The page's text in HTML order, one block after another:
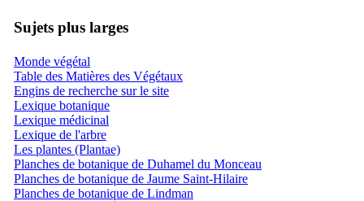
Sujets plus larges
Monde végétal
Table des Matières des Végétaux
Engins de recherche sur le site
Lexique botanique
Lexique médicinal
Lexique de l'arbre
Les plantes (Plantae)
Planches de botanique de Duhamel du Monceau
Planches de botanique de Jaume Saint-Hilaire
Planches de botanique de Lindman